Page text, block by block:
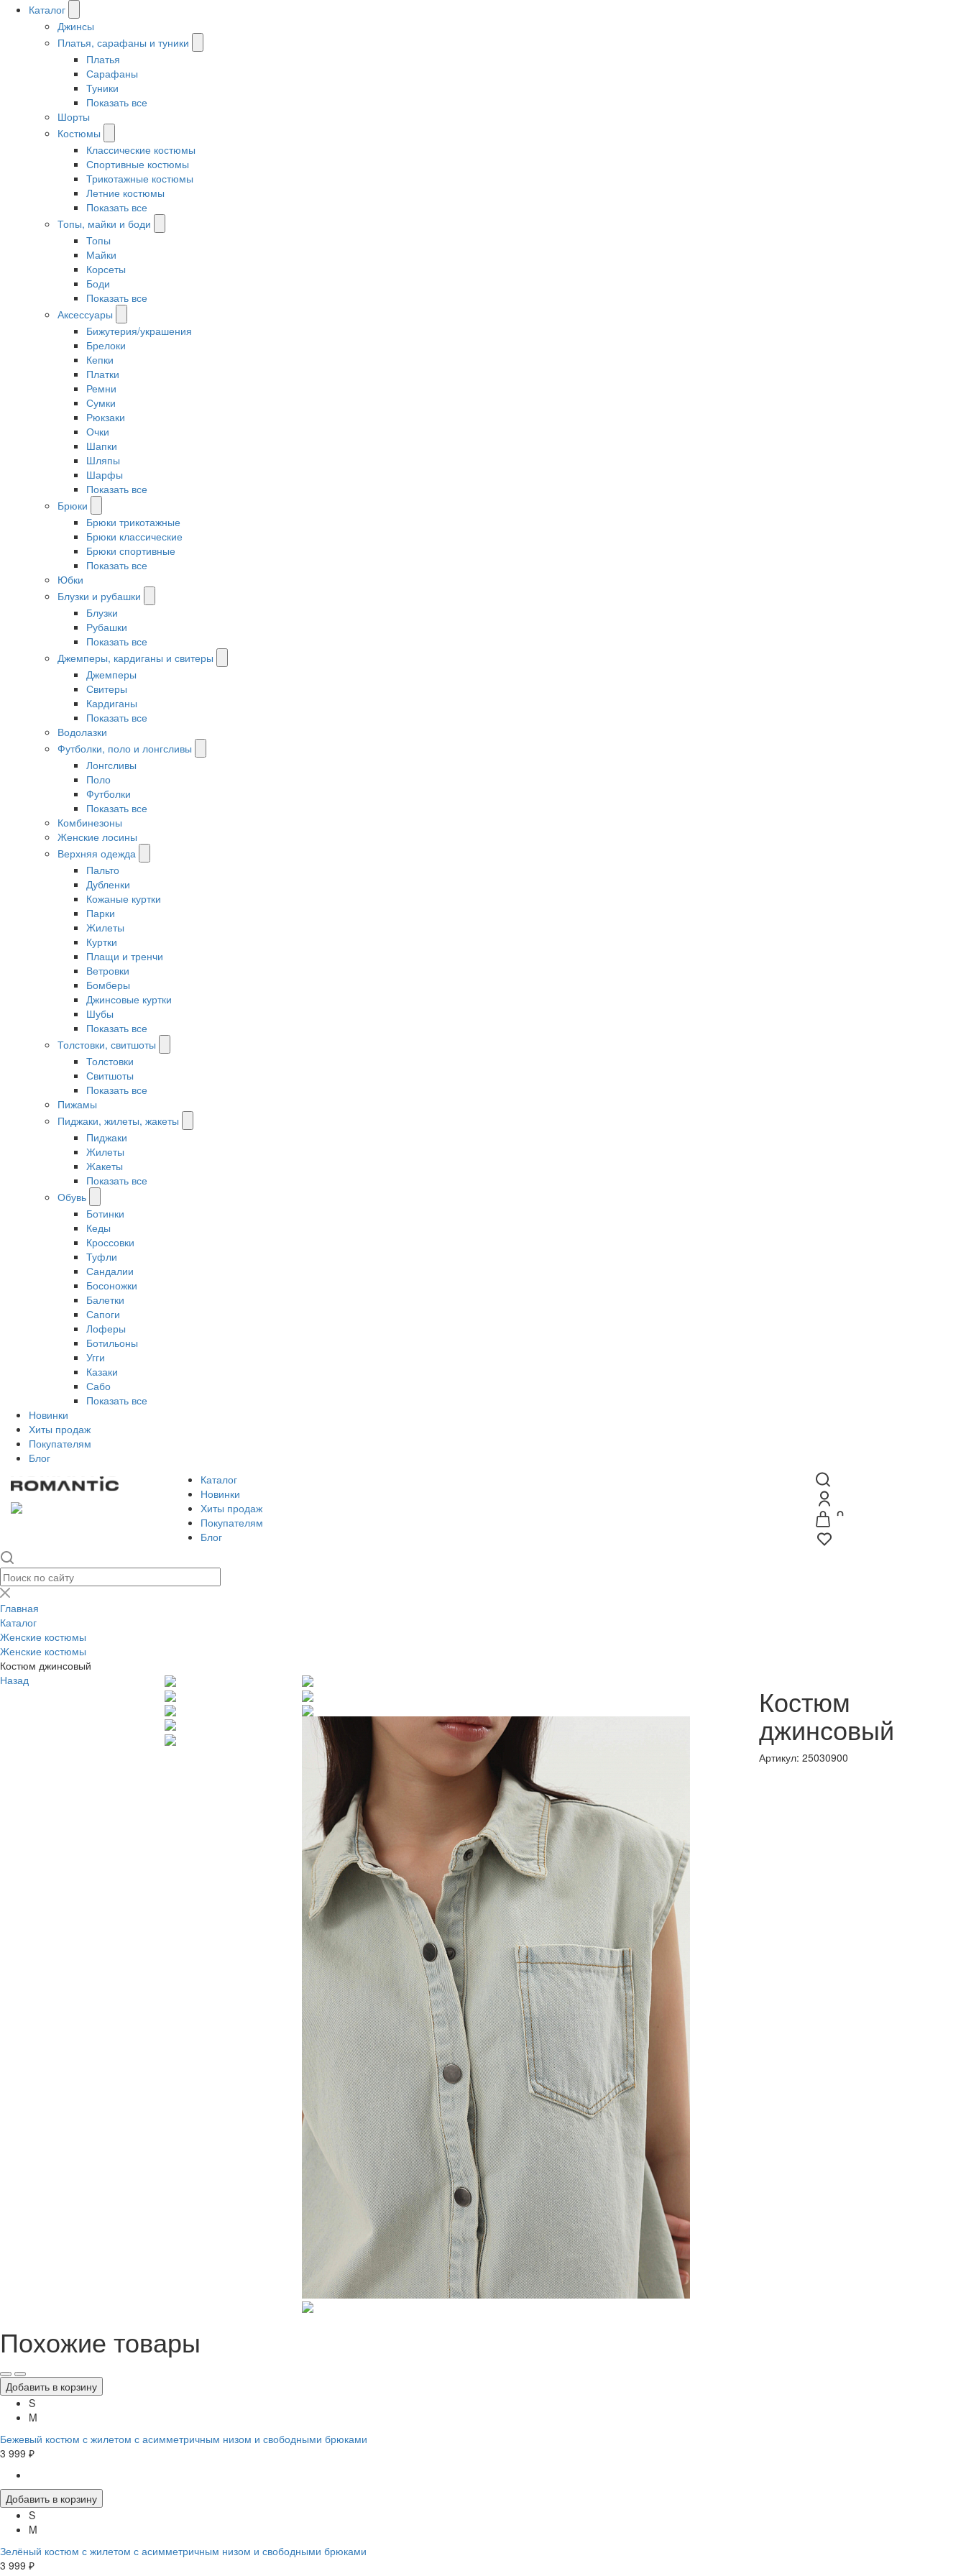
Каталог
Джинсы
Платья, сарафаны и туники
Платья
Сарафаны
Туники
Показать все
Шорты
Костюмы
Классические костюмы
Спортивные костюмы
Трикотажные костюмы
Летние костюмы
Показать все
Топы, майки и боди
Топы
Майки
Корсеты
Боди
Показать все
Аксессуары
Бижутерия/украшения
Брелоки
Кепки
Платки
Ремни
Сумки
Рюкзаки
Очки
Шапки
Шляпы
Шарфы
Показать все
Брюки
Брюки трикотажные
Брюки классические
Брюки спортивные
Показать все
Юбки
Блузки и рубашки
Блузки
Рубашки
Показать все
Джемперы, кардиганы и свитеры
Джемперы
Свитеры
Кардиганы
Показать все
Водолазки
Футболки, поло и лонгсливы
Лонгсливы
Поло
Футболки
Показать все
Комбинезоны
Женские лосины
Верхняя одежда
Пальто
Дубленки
Кожаные куртки
Парки
Жилеты
Куртки
Плащи и тренчи
Ветровки
Бомберы
Джинсовые куртки
Шубы
Показать все
Толстовки, свитшоты
Толстовки
Свитшоты
Показать все
Пижамы
Пиджаки, жилеты, жакеты
Пиджаки
Жилеты
Жакеты
Показать все
Обувь
Ботинки
Кеды
Кроссовки
Туфли
Сандалии
Босоножки
Балетки
Сапоги
Лоферы
Ботильоны
Угги
Казаки
Сабо
Показать все
Новинки
Хиты продаж
Покупателям
Блог
Каталог
Новинки
Хиты продаж
Покупателям
Блог
Главная
Каталог
Женские костюмы
Женские костюмы
Костюм джинсовый
Назад
Костюм
джинсовый
Артикул: 25030900
Похожие товары
Добавить в корзину
S
M
Бежевый костюм с жилетом с асимметричным низом и свободными брюками
3 999 ₽
Добавить в корзину
S
M
Зелёный костюм с жилетом с асимметричным низом и свободными брюками
3 999 ₽